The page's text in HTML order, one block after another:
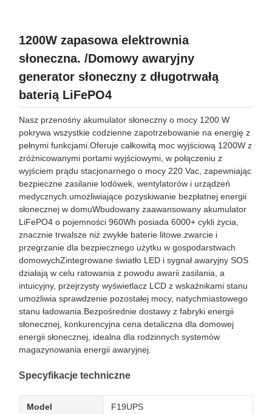
1200W zapasowa elektrownia
słoneczna. /Domowy awaryjny
generator słoneczny z długotrwałą
baterią LiFePO4
Nasz przenośny akumulator słoneczny o mocy 1200 W
pokrywa wszystkie codzienne zapotrzebowanie na energię z
pełnymi funkcjami.Oferuje całkowitą moc wyjściową 1200W z
zróżnicowanymi portami wyjściowymi, w połączeniu z
wyjściem prądu stacjonarnego o mocy 220 Vac, zapewniając
bezpieczne zasilanie lodówek, wentylatorów i urządzeń
medycznych.umożliwiające pozyskiwanie bezpłatnej energii
słonecznej w domuWbudowany zaawansowany akumulator
LiFePO4 o pojemności 960Wh posiada 6000+ cykli życia,
znacznie trwalsze niż zwykłe baterie litowe.zwarcie i
przegrzanie dla bezpiecznego użytku w gospodarstwach
domowychZintegrowane światło LED i sygnał awaryjny SOS
działają w celu ratowania z powodu awarii zasilania, a
intuicyjny, przejrzysty wyświetlacz LCD z wskaźnikami stanu
umożliwia sprawdzenie pozostałej mocy, natychmiastowego
stanu ładowania.Bezpośrednie dostawy z fabryki energii
słonecznej, konkurencyjna cena detaliczna dla domowej
energii słonecznej, idealna dla rodzinnych systemów
magazynowania energii awaryjnej.
Specyfikacje techniczne
Model F19UPS